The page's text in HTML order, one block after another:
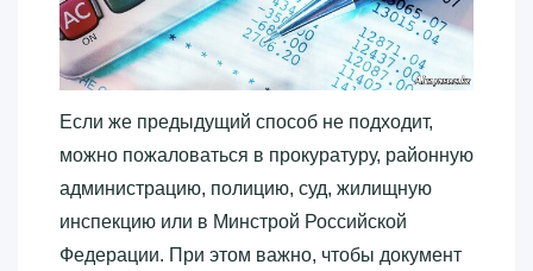
Если же предыдущий способ не подходит,
можно пожаловаться в прокуратуру, районную
администрацию, полицию, суд, жилищную
инспекцию или в Минстрой Российской
Федерации. При этом важно, чтобы документ